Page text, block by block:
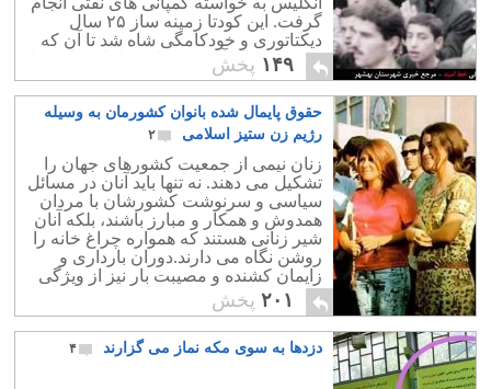
گرفت. این کودتا زمینه ساز ۲۵ سال
دیکتاتوری و خودکامگی شاه شد تا آن که
مردم به جان آمدند و علیه سلطنت او به پا
خاستند
۱۴۹ پخش
حقوق پایمال شده بانوان کشورمان به وسیله
رژیم زن ستیز اسلامی
۲
زنان نیمی از جمعیت کشورهای جهان را
تشکیل می دهند. نه تنها باید آنان در مسائل
سیاسی و سرنوشت کشورشان با مردان
همدوش و همکار و مبارز باشند، بلکه آنان
شیر زنانی هستند که همواره چراغ خانه را
روشن نگاه می دارند.دوران بارداری و
زایمان کشنده و مصیبت بار نیز از ویژگی
های زنان است و در مردان وجود ندارد.
۲۰۱ پخش
دزدها به سوی مکه نماز می گزارند ۴